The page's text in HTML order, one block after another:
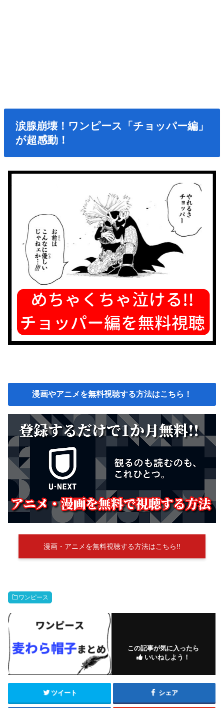
涙腺崩壊！ワンピース「チョッパー編」
が超感動！
漫画やアニメを無料視聴する方法はこちら！
漫画・アニメを無料視聴する方法はこちら!!
ワンピース
この記事が気に入ったら
いいねしよう！
ツイート シェア